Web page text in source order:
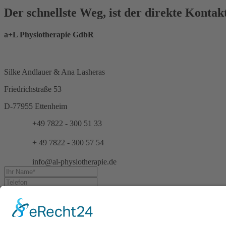
Der schnellste Weg, ist der direkte
a+L Physiotherapie GdbR
Silke Andlauer & Ana Lasheras
Friedrichstraße 53
D-77955 Ettenheim
+49 7822 - 300 51 33
+ 49 7822 - 300 57 54
info@al-physiotherapie.de